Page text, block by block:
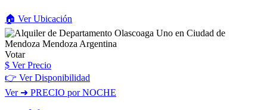
🏠 VerUbicación
Votar
$ Ver Precio
👉 Ver Disponibilidad
Ver➜ PRECIO por NOCHE